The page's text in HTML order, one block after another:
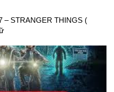
– STRANGER THINGS (